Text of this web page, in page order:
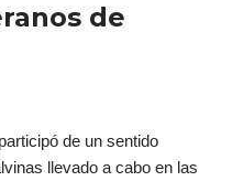
de
de un sentido
llevado a cabo en las